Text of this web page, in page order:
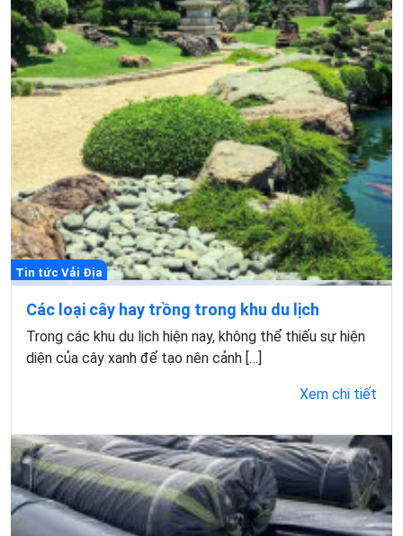
Tin tức Vải Địa
Các loại cây hay trồng trong khu du lịch
Trong các khu du lịch hiện nay, không thể thiếu sự hiện
diện của cây xanh để tạo nên cảnh […]
Xem chi tiết